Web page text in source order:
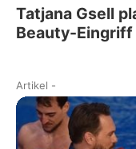
Tatjana Gsell
Beauty-Eingriff
Artikel -